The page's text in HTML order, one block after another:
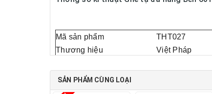
Mã sản phẩm
THT027
Thương hiệu
Việt Pháp
Kích thước không gian tập
Khung chính
50mm x
SẢN PHẨM CÙNG LOẠI